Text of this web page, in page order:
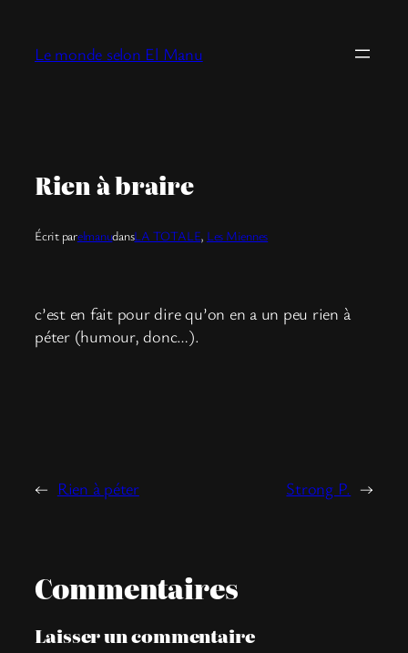
contenu
Le monde selon El Manu
Rien à braire
Écrit parelmanudansLA TOTALE, Les Miennes
c’est en fait pour dire qu’on en a un peu rien à
péter (humour, donc…).
← Rien à péter Strong P. →
Commentaires
Laisser un commentaire